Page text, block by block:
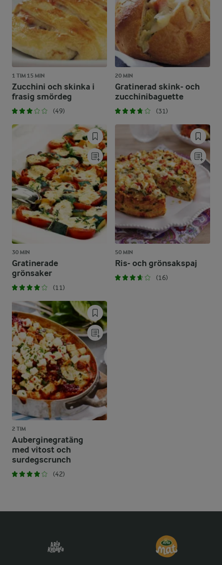
1 TIM 15 MIN
Zucchini och skinka i
frasig smördeg
(49)
20 MIN
Gratinerad skink- och
zucchinibaguette
(31)
30 MIN
Gratinerade
grönsaker
(11)
50 MIN
Ris- och grönsakspaj
(16)
2 TIM
Auberginegratäng
med vitost och
surdegscrunch
(42)